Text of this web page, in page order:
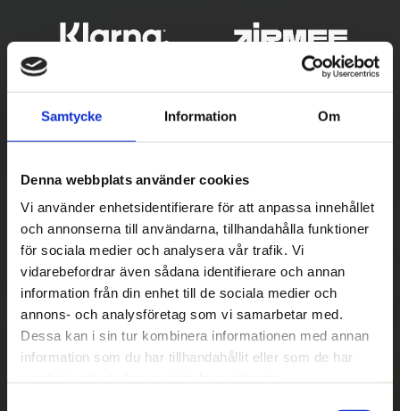
Samtycke Information Om
Denna webbplats använder cookies
Vi använder enhetsidentifierare för att anpassa innehållet
och annonserna till användarna, tillhandahålla funktioner
för sociala medier och analysera vår trafik. Vi
vidarebefordrar även sådana identifierare och annan
information från din enhet till de sociala medier och
annons- och analysföretag som vi samarbetar med.
Dessa kan i sin tur kombinera informationen med annan
information som du har tillhandahållit eller som de har
Betala säkert
|| Välj ||
Snabba leveranser
||
Eller ||
Hämta på lagret med/utan montering